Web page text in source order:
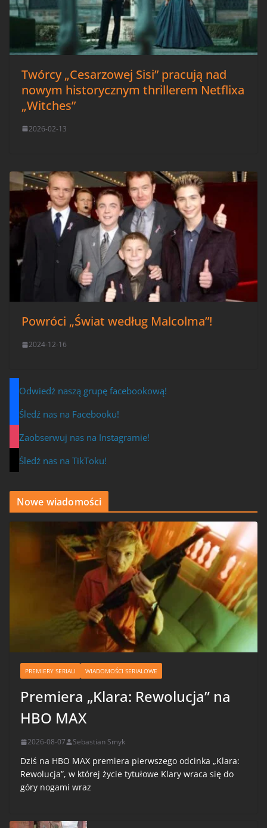
Twórcy „Cesarzowej Sisi” pracują nad
nowym historycznym thrillerem Netflixa
„Witches”
2026-02-13
Powróci „Świat według Malcolma”!
2024-12-16
Odwiedź naszą grupę facebookową!
Śledź nas na Facebooku!
Zaobserwuj nas na Instagramie!
Śledź nas na TikToku!
Nowe wiadomości
PREMIERY SERIALI WIADOMOŚCI SERIALOWE
Premiera „Klara: Rewolucja” na
HBO MAX
2026-08-07 Sebastian Smyk
Dziś na HBO MAX premiera pierwszego odcinka „Klara:
Rewolucja”, w której życie tytułowe Klary wraca się do
góry nogami wraz